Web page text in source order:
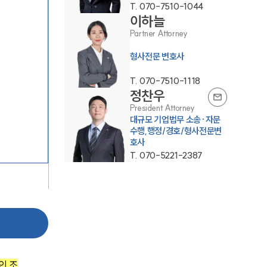
그룹소개
그룹소개
T. 070-7510-1044
이하늘
Partner Attorney
형사전문 변호사
T. 070-7510-1118
정찬우
President Attorney
대규모 기업법무 소송·자문
수행,행정/경호/형사전문변
호사
T. 070-5221-2387